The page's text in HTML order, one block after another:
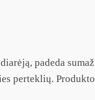
padeda
perteklių.